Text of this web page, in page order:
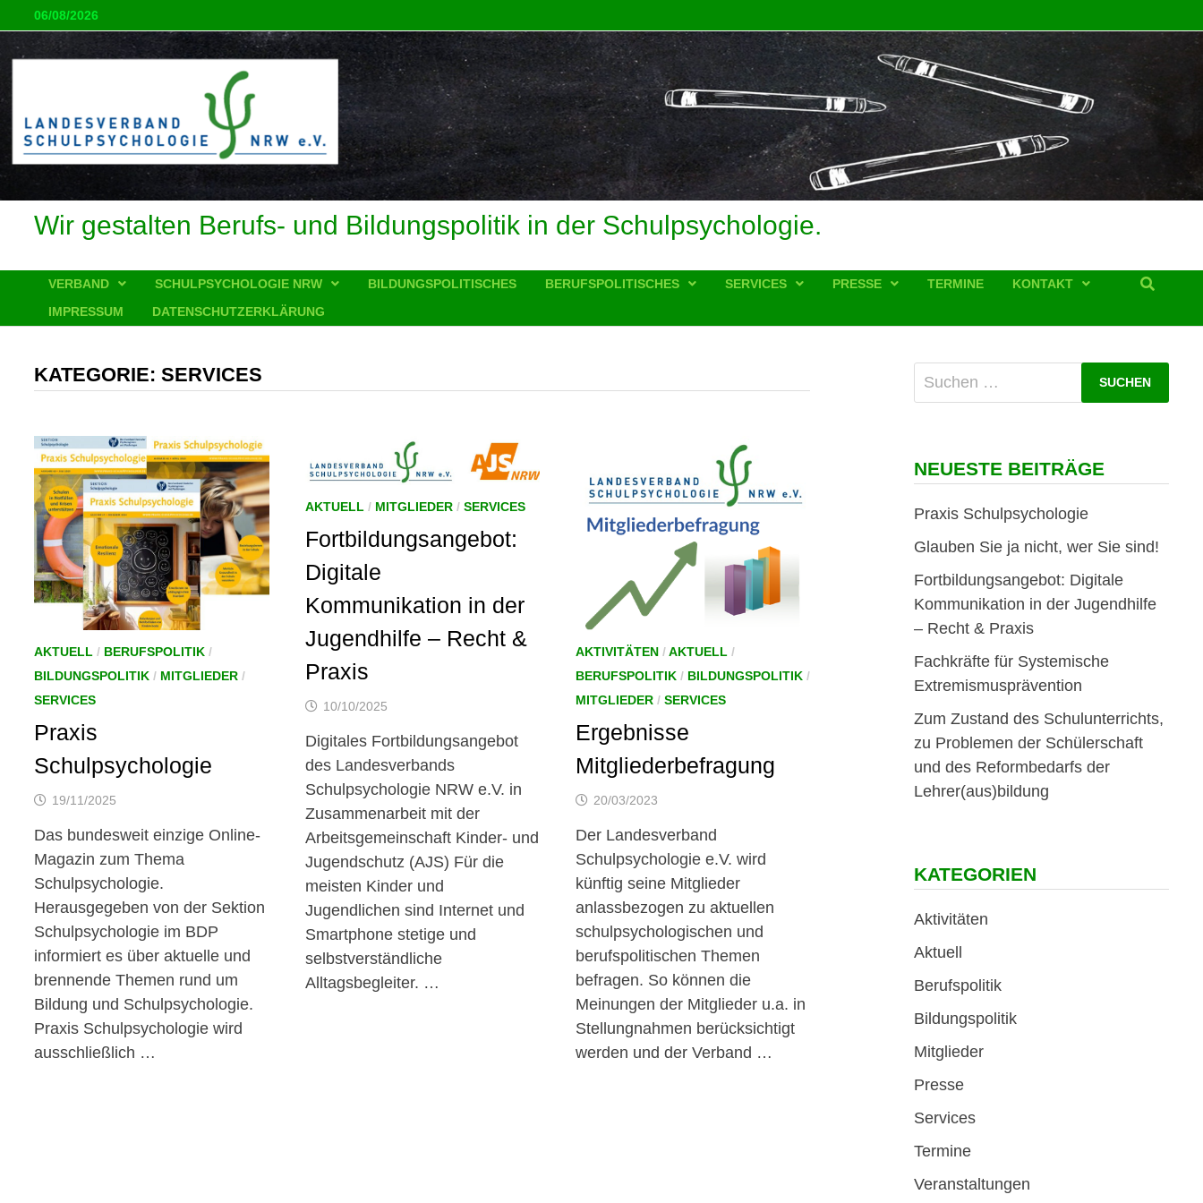
Inhalt
springen
06/08/2026
Wir gestalten Berufs- und Bildungspolitik in der Schulpsychologie.
VERBAND SCHULPSYCHOLOGIE NRW BILDUNGSPOLITISCHES BERUFSPOLITISCHES SERVICES PRESSE TERMINE
KONTAKT
IMPRESSUM
DATENSCHUTZERKLÄRUNG
KATEGORIE:SERVICES
AKTUELL / BERUFSPOLITIK /
BILDUNGSPOLITIK / MITGLIEDER /
SERVICES
Praxis
Schulpsychologie
19/11/2025
Das bundesweit einzige Online-
Magazin zum Thema
Schulpsychologie.
Herausgegeben von der Sektion
Schulpsychologie im BDP
informiert es über aktuelle und
brennende Themen rund um
Bildung und Schulpsychologie.
Praxis Schulpsychologie wird
ausschließlich …
AKTUELL/ MITGLIEDER/ SERVICES
Fortbildungsangebot:
Digitale
Kommunikation in der
Jugendhilfe – Recht &
Praxis
10/10/2025
Digitales Fortbildungsangebot
des Landesverbands
Schulpsychologie NRW e.V. in
Zusammenarbeit mit der
Arbeitsgemeinschaft Kinder- und
Jugendschutz (AJS) Für die
meisten Kinder und
Jugendlichen sind Internet und
Smartphone stetige und
selbstverständliche
Alltagsbegleiter. …
AKTIVITÄTEN /AKTUELL /
BERUFSPOLITIK / BILDUNGSPOLITIK /
MITGLIEDER /SERVICES
Ergebnisse
Mitgliederbefragung
20/03/2023
Der Landesverband
Schulpsychologie e.V. wird
künftig seine Mitglieder
anlassbezogen zu aktuellen
schulpsychologischen und
berufspolitischen Themen
befragen. So können die
Meinungen der Mitglieder u.a. in
Stellungnahmen berücksichtigt
werden und der Verband …
Suchen
NEUESTE BEITRÄGE
Praxis Schulpsychologie
Glauben Sie ja nicht, wer Sie sind!
Fortbildungsangebot: Digitale
Kommunikation in der Jugendhilfe
– Recht & Praxis
Fachkräfte für Systemische
Extremismusprävention
Zum Zustand des Schulunterrichts,
zu Problemen der Schülerschaft
und des Reformbedarfs der
Lehrer(aus)bildung
KATEGORIEN
Aktivitäten
Aktuell
Berufspolitik
Bildungspolitik
Mitglieder
Presse
Services
Termine
Veranstaltungen